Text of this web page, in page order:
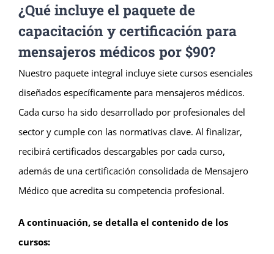
¿Qué incluye el paquete de
capacitación y certificación para
mensajeros médicos por $90?
Nuestro paquete integral incluye siete cursos esenciales
diseñados específicamente para mensajeros médicos.
Cada curso ha sido desarrollado por profesionales del
sector y cumple con las normativas clave. Al finalizar,
recibirá certificados descargables por cada curso,
además de una certificación consolidada de Mensajero
Médico que acredita su competencia profesional.
A continuación, se detalla el contenido de los
cursos: